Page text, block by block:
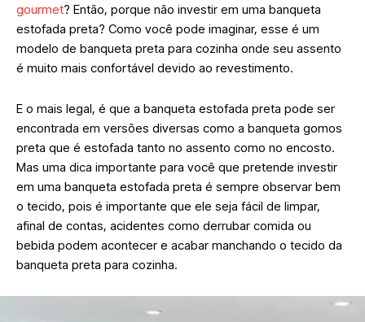
gourmet? Então, porque não investir em uma banqueta
estofada preta? Como você pode imaginar, esse é um
modelo de banqueta preta para cozinha onde seu assento
é muito mais confortável devido ao revestimento.
E o mais legal, é que a banqueta estofada preta pode ser
encontrada em versões diversas como a banqueta gomos
preta que é estofada tanto no assento como no encosto.
Mas uma dica importante para você que pretende investir
em uma banqueta estofada preta é sempre observar bem
o tecido, pois é importante que ele seja fácil de limpar,
afinal de contas, acidentes como derrubar comida ou
bebida podem acontecer e acabar manchando o tecido da
banqueta preta para cozinha.